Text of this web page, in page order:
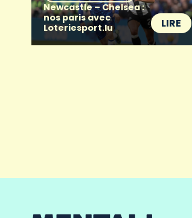
Newcastle – Chelsea :
nos paris avec
Loteriesport.lu
LIRE